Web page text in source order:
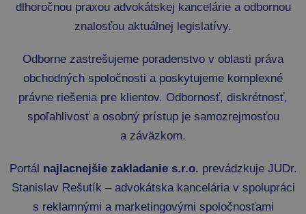
dlhoročnou praxou advokátskej kancelárie a odbornou
znalosťou aktuálnej legislatívy.
Odborne zastrešujeme poradenstvo v oblasti práva
obchodných spoločnosti a poskytujeme komplexné
právne riešenia pre klientov. Odbornosť, diskrétnosť,
spoľahlivosť a osobný prístup je samozrejmosťou
a záväzkom.
Portál najlacnejšie zakladanie s.r.o. prevádzkuje JUDr.
Stanislav Rešutík – advokátska kancelária v spolupráci
s reklamnými a marketingovými spoločnosťami